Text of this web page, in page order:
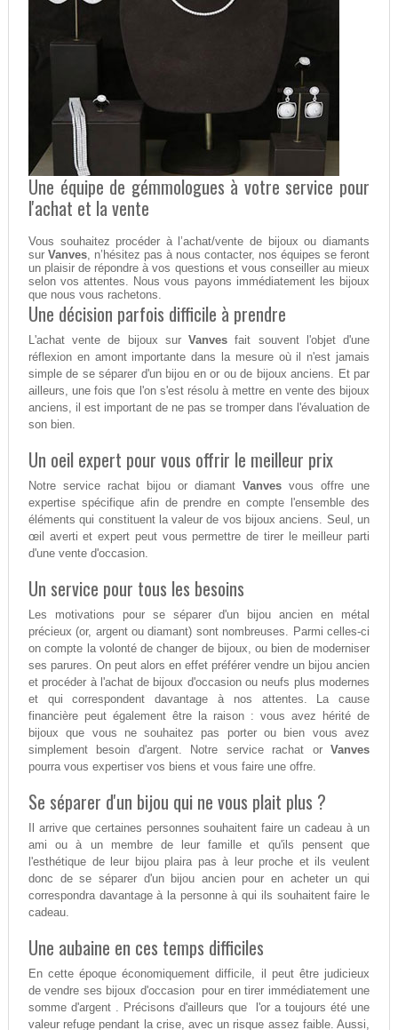
Une équipe de gémmologues à votre service pour
l'achat et la vente
Vous souhaitez procéder à l’achat/vente de bijoux ou diamants
sur Vanves, n’hésitez pas à nous contacter, nos équipes se feront
un plaisir de répondre à vos questions et vous conseiller au mieux
selon vos attentes. Nous vous payons immédiatement les bijoux
que nous vous rachetons.
Une décision parfois difficile à prendre
L'achat vente de bijoux surVanves fait souvent l'objet d'une
réflexion en amont importante dans la mesure où il n'est jamais
simple de se séparer d'un bijou en or ou de bijoux anciens. Et par
ailleurs, une fois que l'on s'est résolu à mettre en vente des bijoux
anciens, il est important de ne pas se tromper dans l'évaluation de
son bien.
Un oeil expert pour vous offrir le meilleur prix
Notre service rachat bijou or diamantVanves vous offre une
expertise spécifique afin de prendre en compte l'ensemble des
éléments qui constituent la valeur de vos bijoux anciens. Seul, un
œil averti et expert peut vous permettre de tirer le meilleur parti
d'une vente d'occasion.
Un service pour tous les besoins
Les motivations pour se séparer d'un bijou ancien en métal
précieux (or, argent ou diamant) sont nombreuses. Parmi celles-ci
on compte la volonté de changer de bijoux, ou bien de moderniser
ses parures. On peut alors en effet préférer vendre un bijou ancien
et procéder à l'achat de bijoux d'occasion ou neufs plus modernes
et qui correspondent davantage à nos attentes. La cause
financière peut également être la raison : vous avez hérité de
bijoux que vous ne souhaitez pas porter ou bien vous avez
simplement besoin d'argent. Notre service rachat orVanves
pourra vous expertiser vos biens et vous faire une offre.
Se séparer d'un bijou qui ne vous plait plus ?
Il arrive que certaines personnes souhaitent faire un cadeau à un
ami ou à un membre de leur famille et qu'ils pensent que
l'esthétique de leur bijou plaira pas à leur proche et ils veulent
donc de se séparer d'un bijou ancien pour en acheter un qui
correspondra davantage à la personne à qui ils souhaitent faire le
cadeau.
Une aubaine en ces temps difficiles
En cette époque économiquement difficile, il peut être judicieux
de vendre ses bijoux d'occasion pour en tirer immédiatement une
somme d'argent . Précisons d'ailleurs que l'or a toujours été une
valeur refuge pendant la crise, avec un risque assez faible. Aussi,